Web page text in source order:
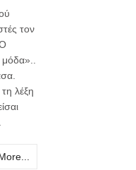
τον
λέξη